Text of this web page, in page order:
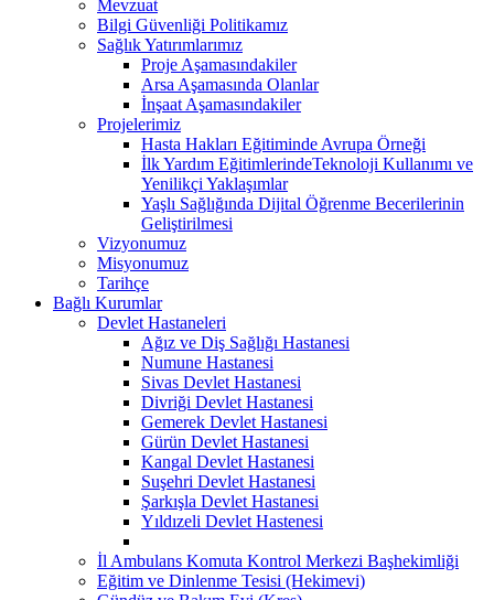
Mevzuat
Bilgi Güvenliği Politikamız
Sağlık Yatırımlarımız
Proje Aşamasındakiler
Arsa Aşamasında Olanlar
İnşaat Aşamasındakiler
Projelerimiz
Hasta Hakları Eğitiminde Avrupa Örneği
İlk Yardım EğitimlerindeTeknoloji Kullanımı ve
Yenilikçi Yaklaşımlar
Yaşlı Sağlığında Dijital Öğrenme Becerilerinin
Geliştirilmesi
Vizyonumuz
Misyonumuz
Tarihçe
Bağlı Kurumlar
Devlet Hastaneleri
Ağız ve Diş Sağlığı Hastanesi
Numune Hastanesi
Sivas Devlet Hastanesi
Divriği Devlet Hastanesi
Gemerek Devlet Hastanesi
Gürün Devlet Hastanesi
Kangal Devlet Hastanesi
Suşehri Devlet Hastanesi
Şarkışla Devlet Hastanesi
Yıldızeli Devlet Hastenesi
İl Ambulans Komuta Kontrol Merkezi Başhekimliği
Eğitim ve Dinlenme Tesisi (Hekimevi)